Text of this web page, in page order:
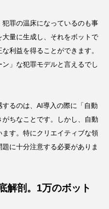
罪の温床になっているのも事
量に生成し、それをボットで
利益を得ることができます。
」な犯罪モデルと言えるでし
るのは、AI導入の際に「自動
ちなことです。しかし、自動
す。特にクリエイティブな領
に十分注意する必要がありま
解剖。1万のボット